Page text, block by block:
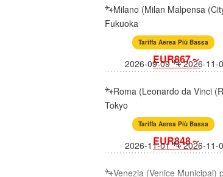
Milano (Milan Malpensa
Fukuoka
Tariffa Aerea Più Bassa
EUR867～
2026-09-09 2026-11-
Roma (Leonardo da Vinci
Tokyo
Tariffa Aerea Più Bassa
EUR848～
2026-11-01 2026-11-
Venezia (Venice Municipal)